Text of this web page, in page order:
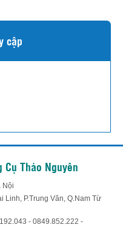
cập
Cụ Thảo Nguyên
Nội
Linh, P.Trung Văn, Q.Nam Từ
- 0849.852.222 -